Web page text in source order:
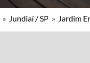
» Jundiaí / SP » Jardim